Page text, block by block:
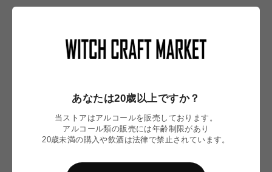
あなたは20歳以上ですか？
当ストアはアルコールを販売しております。
アルコール類の販売には年齢制限があり
20歳未満の購入や飲酒は法律で禁止されています。